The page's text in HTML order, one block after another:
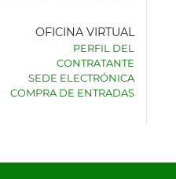
OFICINA VIRTUAL
PERFIL DEL
CONTRATANTE
SEDE ELECTRÓNICA
COMPRA DE ENTRADAS